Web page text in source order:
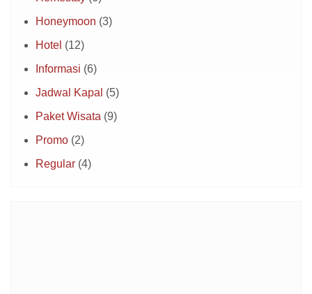
Honeymoon (3)
Hotel (12)
Informasi (6)
Jadwal Kapal (5)
Paket Wisata (9)
Promo (2)
Regular (4)